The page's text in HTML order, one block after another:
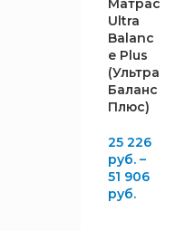
800x1900 8
800x2000 8
900x1900 8
900x2000 8
1200x2000 11
1400x1900 11
1400x2000
Матрас
Ultra
Balanc
e Plus
(Ультра
Баланс
Плюс)
25 226
руб. –
51 906
руб.